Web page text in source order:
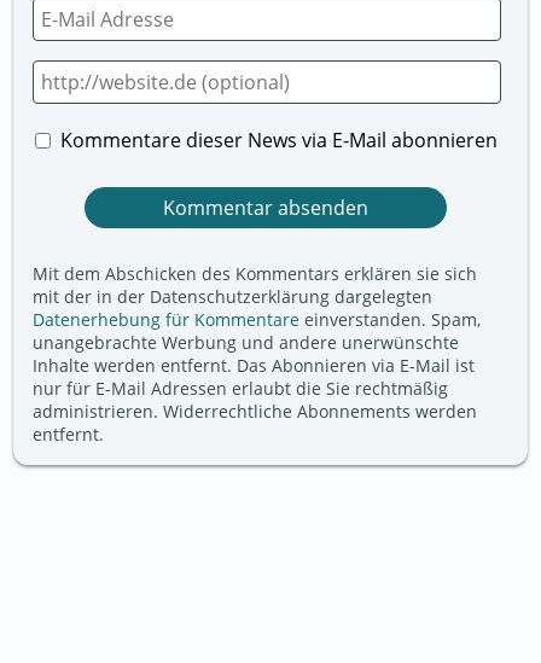
Kommentare dieser News via E-Mail abonnieren
Mit dem Abschicken des Kommentars erklären sie sich
mit der in der Datenschutzerklärung dargelegten
Datenerhebung für Kommentare einverstanden. Spam,
unangebrachte Werbung und andere unerwünschte
Inhalte werden entfernt. Das Abonnieren via E-Mail ist
nur für E-Mail Adressen erlaubt die Sie rechtmäßig
administrieren. Widerrechtliche Abonnements werden
entfernt.